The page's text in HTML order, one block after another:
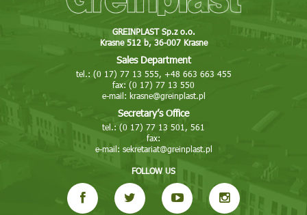
Stara Bircza 127
Tel: 16 642 77 71, 605 051 297
E-mail: bircza@greinplast.pl
More
Greinplast Bis Sp. z o.o.
Nowa Huta ul. Pysocice 7A
Tel: 12 681 02 02, 663 663 410
Fax: 12 681 02 03
GREINPLAST Sp.z o.o.
Krasne 512 b, 36-007 Krasne
Sales Department
tel.: (0 17) 77 13 555, +48 663 663 455
fax: (0 17) 77 13 550
e-mail: krasne@greinplast.pl
Secretary’s Office
tel.: (0 17) 77 13 501, 561
fax:
e-mail: sekretariat@greinplast.pl
FOLLOW US